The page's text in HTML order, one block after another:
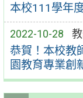
本校111學年
2022-10-28
恭賀！本校教
園教育專業創